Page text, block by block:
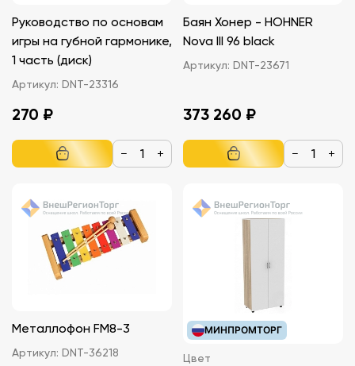
Руководство по основам
игры на губной гармонике,
1 часть (диск)
Артикул: DNT-23316
270 ₽
− +
Баян Хонер - HOHNER
Nova III 96 black
Артикул: DNT-23671
373 260 ₽
− +
Металлофон FM8-3
Артикул: DNT-36218
МИНПРОМТОРГ
Цвет